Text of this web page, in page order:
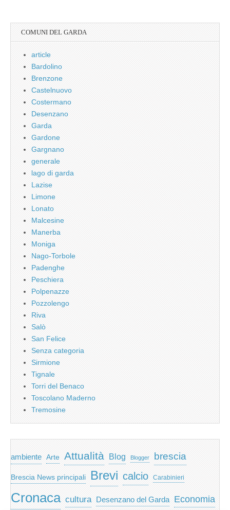
COMUNI DEL GARDA
article
Bardolino
Brenzone
Castelnuovo
Costermano
Desenzano
Garda
Gardone
Gargnano
generale
lago di garda
Lazise
Limone
Lonato
Malcesine
Manerba
Moniga
Nago-Torbole
Padenghe
Peschiera
Polpenazze
Pozzolengo
Riva
Salò
San Felice
Senza categoria
Sirmione
Tignale
Torri del Benaco
Toscolano Maderno
Tremosine
ambiente Arte Attualità Blog Blogger brescia
Brescia News principali Brevi calcio Carabinieri
Cronaca cultura Desenzano del Garda Economia